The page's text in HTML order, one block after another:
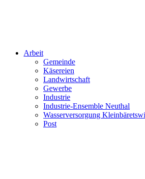
Arbeit
Gemeinde
Käsereien
Landwirtschaft
Gewerbe
Industrie
Industrie-Ensemble Neuthal
Wasserversorgung
Post